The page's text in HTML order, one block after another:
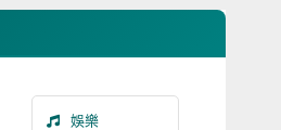
娛樂